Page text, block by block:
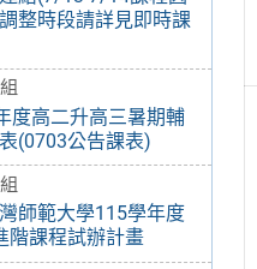
整時段請詳見即時課
度高二升高三暑期輔
(0703公告課表)
師範大學115學年度
階課程試辦計畫